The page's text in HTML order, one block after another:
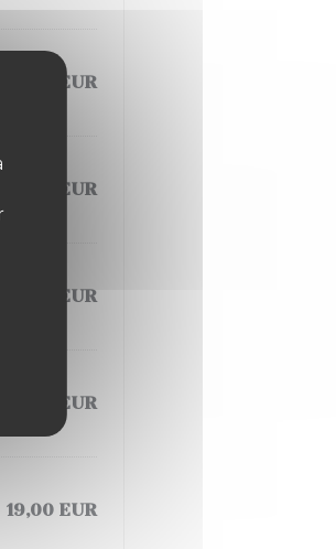
17,00 EUR
16,00 EUR
19,00 EUR
19,00 EUR
19,00 EUR